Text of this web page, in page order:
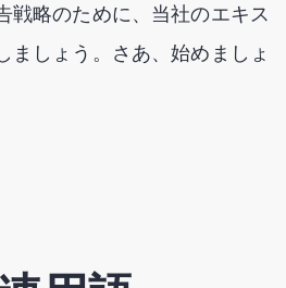
戦略のために、当社のエキス
ましょう。さあ、始めましょ